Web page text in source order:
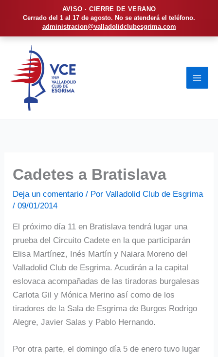
AVISO · CIERRE DE VERANO
Cerrado del 1 al 17 de agosto. No se atenderá el teléfono.
administracion@valladolidclubesgrima.com
contenido
Cadetes a Bratislava
Deja un comentario / PorValladolid Club de Esgrima
/09/01/2014
El próximo día 11 en Bratislava tendrá lugar una
prueba del Circuito Cadete en la que participarán
Elisa Martínez, Inés Martín y Naiara Moreno del
Valladolid Club de Esgrima. Acudirán a la capital
eslovaca acompañadas de las tiradoras burgalesas
Carlota Gil y Mónica Merino así como de los
tiradores de la Sala de Esgrima de Burgos Rodrigo
Alegre, Javier Salas y Pablo Hernando.
Por otra parte, el domingo día 5 de enero tuvo lugar